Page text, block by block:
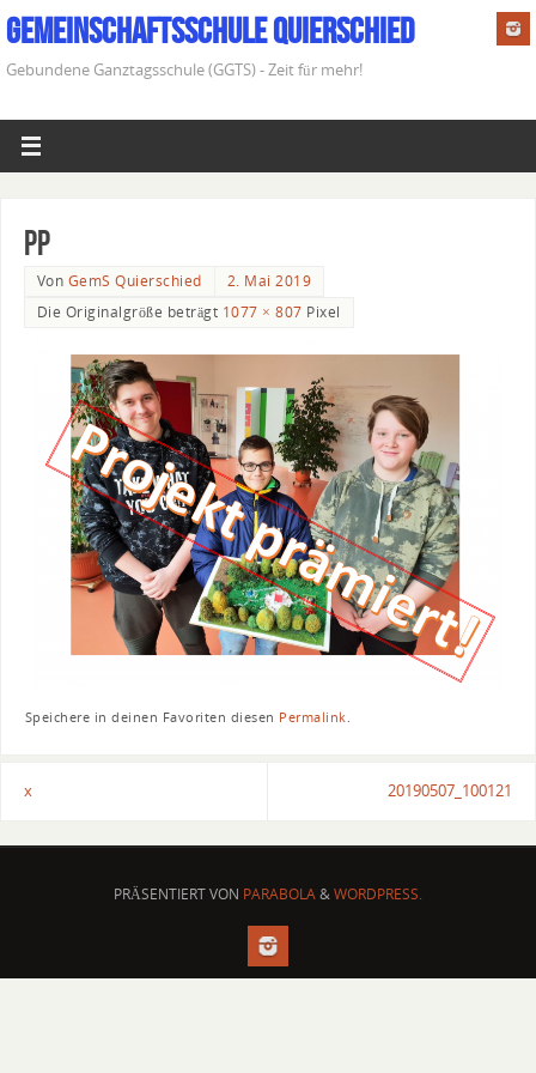
Gemeinschaftsschule Quierschied
Gebundene Ganztagsschule (GGTS) - Zeit für mehr!
PP
Von GemS Quierschied
2. Mai 2019
Die Originalgröße beträgt 1077 × 807 Pixel
Speichere in deinen Favoriten diesen Permalink.
x 20190507_100121
PRÄSENTIERT VON PARABOLA&WORDPRESS.